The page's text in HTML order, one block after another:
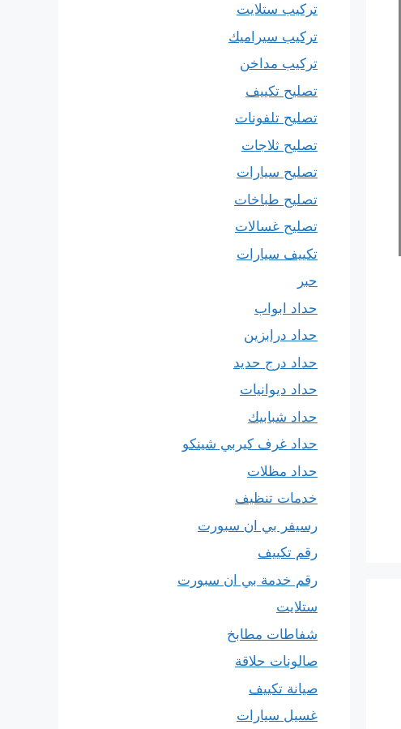
تركيب ستلايت
تركيب سيراميك
تركيب مداخن
تصليح تكييف
تصليح تلفونات
تصليح ثلاجات
تصليح سيارات
تصليح طباخات
تصليح غسالات
تكييف سيارات
حبر
حداد ابواب
حداد درابزين
حداد درج حديد
حداد ديوانيات
حداد شبابيك
حداد غرف كيربي شينكو
حداد مظلات
خدمات تنظيف
رسيفر بي ان سبورت
رقم تكييف
رقم خدمة بي ان سبورت
ستلايت
شفاطات مطابخ
صالونات حلاقة
صيانة تكييف
غسيل سيارات